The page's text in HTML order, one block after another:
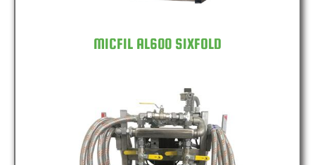
MICFIL AL600 SIXFOLD